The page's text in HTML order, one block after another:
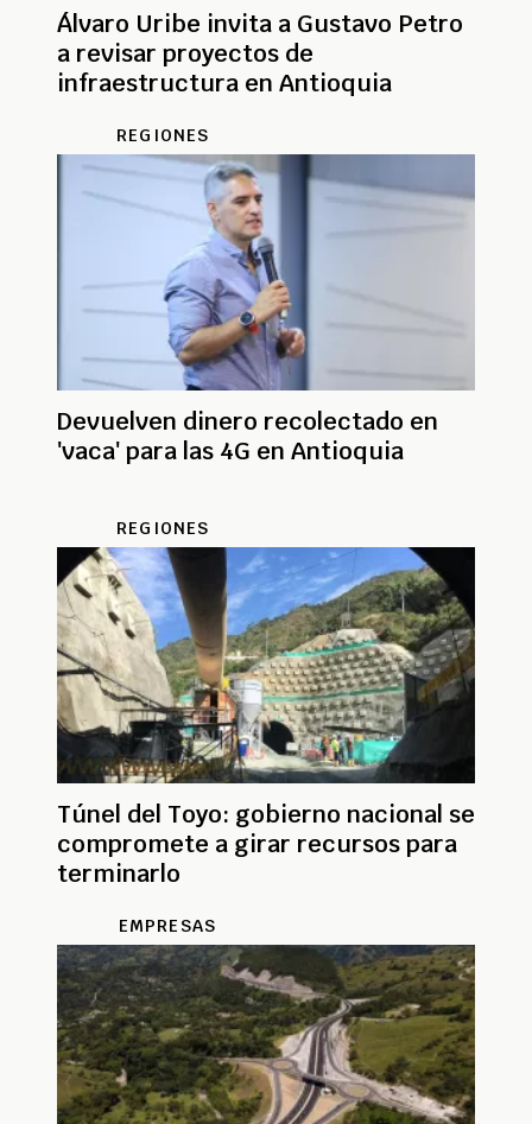
Álvaro Uribe invita a Gustavo Petro
a revisar proyectos de
infraestructura en Antioquia
REGIONES
Devuelven dinero recolectado en
'vaca' para las 4G en Antioquia
REGIONES
Túnel del Toyo: gobierno nacional se
compromete a girar recursos para
terminarlo
EMPRESAS